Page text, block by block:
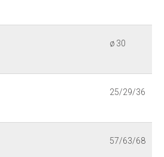
ø 30
25/29/36
57/63/68